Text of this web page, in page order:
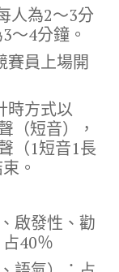
人為2～3分
～4分鐘。
賽員上場開
以
（短音），
（1短音1長
。
啟發性、勸
40％